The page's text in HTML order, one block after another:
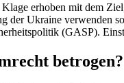
erhoben mit dem
der Ukraine verwenden
(GASP).
betrogen?